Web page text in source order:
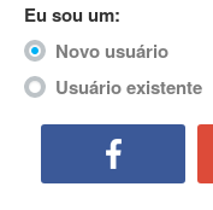
ActionScript
ActionScript 3
Active Directory
ActiveX Data Objects
Eu sou um:
Novo usuário
Usuário existente